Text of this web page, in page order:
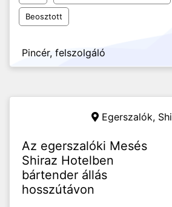
Beosztott
Pincér, felszolgáló
Egerszalók,
Az egerszalóki Mesés
Shiraz Hotelben
bártender állás
hosszútávon